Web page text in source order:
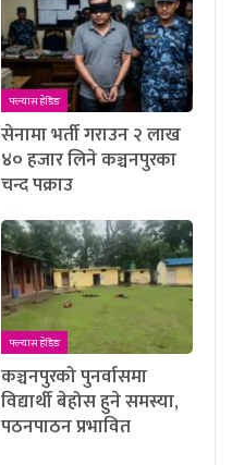
फ्ल्यास हेडिङ
सेनामा भर्ती गराउन २ लाख
४० हजार लिने कञ्चनपुरका
चन्द पक्राउ
फ्ल्यास हेडिङ
कञ्चनपुरको पुनर्वासमा
विद्यार्थी बेहोस हुने समस्या,
पठनपाठन प्रभावित